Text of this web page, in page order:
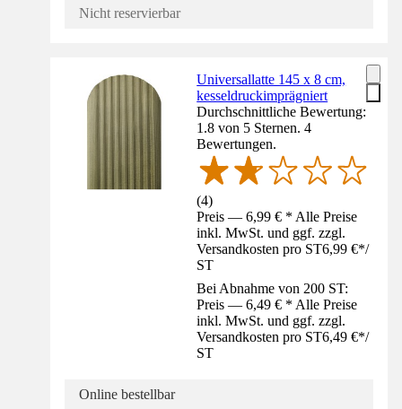
Nicht reservierbar
Universallatte 145 x 8 cm,
kesseldruckimprägniert
Durchschnittliche Bewertung:
1.8 von 5 Sternen. 4
Bewertungen.
(4)
Preis — 6,99 € * Alle Preise
inkl. MwSt. und ggf. zzgl.
Versandkosten pro ST6,99 €*/
ST
Bei Abnahme von 200 ST:
Preis — 6,49 € * Alle Preise
inkl. MwSt. und ggf. zzgl.
Versandkosten pro ST6,49 €*/
ST
Online bestellbar